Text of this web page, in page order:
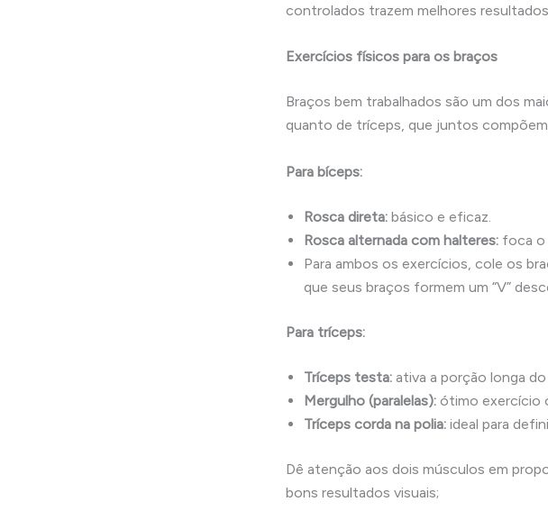
controlados trazem melhores
Exercícios físicos para os braços
Braços bem trabalhados são um dos
quanto de tríceps, que juntos
Para bíceps:
Rosca direta: básico e eficaz.
Rosca alternada com halteres: foca o
Para ambos os exercícios, cole os
que seus braços formem um “V”
Para tríceps:
Tríceps testa: ativa a porção longa do
Mergulho (paralelas): ótimo exercício
Tríceps corda na polia: ideal para
Dê atenção aos dois músculos em
bons resultados visuais;